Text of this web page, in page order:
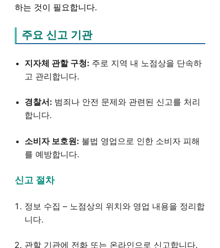
하는 것이 필요합니다.
주요 신고 기관
지자체 관할 구청: 주로 지역 내 노점상을 단속하
고 관리합니다.
경찰서: 범죄나 안전 문제와 관련된 신고를 처리
합니다.
소비자 보호원: 불법 영업으로 인한 소비자 피해
를 예방합니다.
신고 절차
정보 수집 – 노점상의 위치와 영업 내용을 정리합
니다.
관할 기관에 전화 또는 온라인으로 신고합니다.